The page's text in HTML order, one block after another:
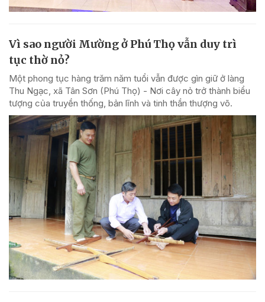
Vì sao người Mường ở Phú Thọ vẫn duy trì
tục thờ nỏ?
Một phong tục hàng trăm năm tuổi vẫn được gìn giữ ở làng
Thu Ngạc, xã Tân Sơn (Phú Thọ) - Nơi cây nỏ trở thành biểu
tượng của truyền thống, bản lĩnh và tinh thần thượng võ.